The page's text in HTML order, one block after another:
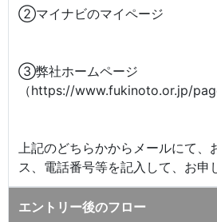
②マイナビのマイページ
③弊社ホームページ
（https://www.fukinoto.or.jp/
上記のどちらかからメールにて、
ス、電話番号等を記入して、お申
エントリー後のフロー